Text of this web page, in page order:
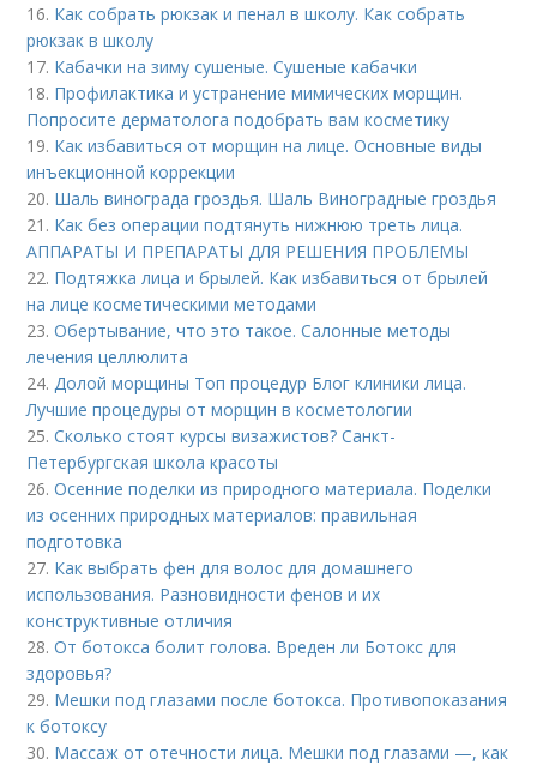
16. Как собрать рюкзак и пенал в школу. Как собрать
рюкзак в школу
17. Кабачки на зиму сушеные. Сушеные кабачки
18. Профилактика и устранение мимических морщин.
Попросите дерматолога подобрать вам косметику
19. Как избавиться от морщин на лице. Основные виды
инъекционной коррекции
20. Шаль винограда гроздья. Шаль Виноградные гроздья
21. Как без операции подтянуть нижнюю треть лица.
АППАРАТЫ И ПРЕПАРАТЫ ДЛЯ РЕШЕНИЯ ПРОБЛЕМЫ
22. Подтяжка лица и брылей. Как избавиться от брылей
на лице косметическими методами
23.Обертывание, что это такое. Салонные методы
лечения целлюлита
24.Долой морщины Топ процедур Блог клиники лица.
Лучшие процедуры от морщин в косметологии
25.Сколько стоят курсы визажистов? Санкт-
Петербургская школа красоты
26.Осенние поделки из природного материала. Поделки
из осенних природных материалов: правильная
подготовка
27. Как выбрать фен для волос для домашнего
использования. Разновидности фенов и их
конструктивные отличия
28.От ботокса болит голова. Вреден ли Ботокс для
здоровья?
29. Мешки под глазами после ботокса. Противопоказания
к ботоксу
30. Массаж от отечности лица. Мешки под глазами —, как